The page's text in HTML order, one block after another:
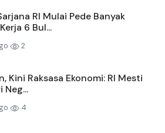
RI Mulai Pede Banyak
6 Bul...
2
Kini Raksasa Ekonomi: RI Mesti
Neg...
4